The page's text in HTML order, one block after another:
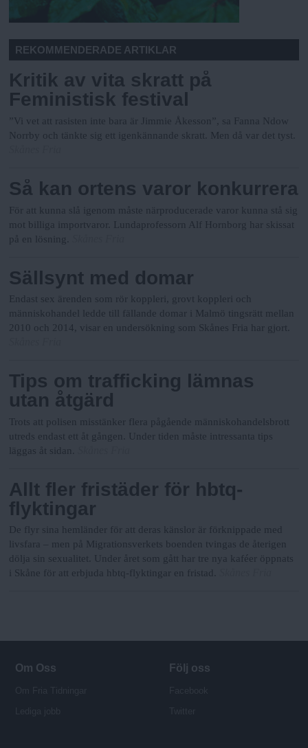
REKOMMENDERADE ARTIKLAR
Kritik av vita skratt på
Feministisk festival
”Vi vet att rasisten inte bara är Jimmie Åkesson”, sa Fanna Ndow
Norrby och tänkte sig ett igenkännande skratt. Men då var det tyst.
Så kan ortens varor konkurrera
För att kunna slå igenom måste närproducerade varor kunna stå sig
mot billiga importvaror. Lundaprofessorn Alf Hornborg har skissat
på en lösning.
Sällsynt med domar
Endast sex ärenden som rör koppleri, grovt koppleri och
människohandel ledde till fällande domar i Malmö tingsrätt mellan
2010 och 2014, visar en undersökning som Skånes Fria har gjort.
Tips om trafficking lämnas
utan åtgärd
Trots att polisen misstänker flera pågående människohandelsbrott
utreds endast ett åt gången. Under tiden måste intressanta tips
läggas åt sidan.
Allt fler fristäder för hbtq-
flyktingar
De flyr sina hemländer för att deras känslor är förknippade med
livsfara – men på Migrationsverkets boenden tvingas de återigen
dölja sin sexualitet. Under året som gått har tre nya kaféer öppnats
i Skåne för att erbjuda hbtq-flyktingar en fristad.
Om Oss Följ oss